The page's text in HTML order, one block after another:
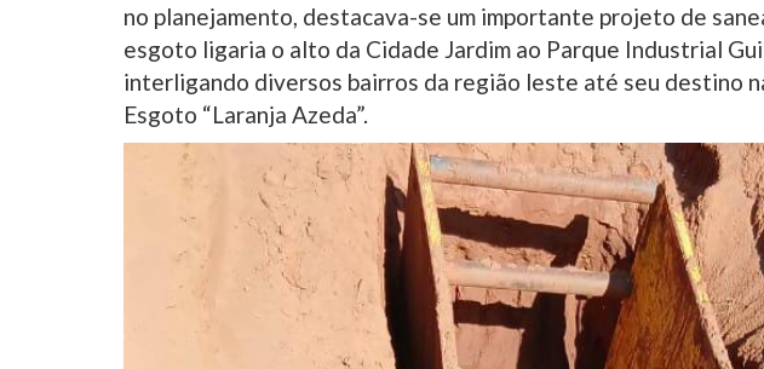
no planejamento, destacava-se um importante projeto de
esgoto ligaria o alto da Cidade Jardim ao Parque Industrial
interligando diversos bairros da região leste até seu destino
Esgoto “Laranja Azeda”.